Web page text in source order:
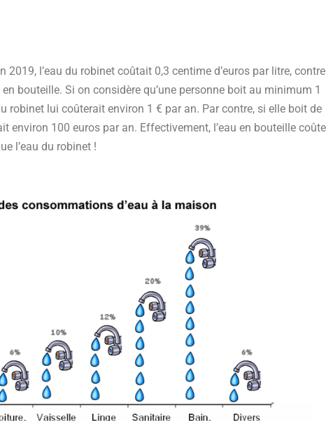
2019, l’eau du robinet coûtait 0,3 centime d’euros par litre, contre
bouteille. Si on considère qu’une personne boit au minimum 1
robinet lui coûterait environ 1 € par an. Par contre, si elle boit de
environ 100 euros par an. Effectivement, l’eau en bouteille coûte
l’eau du robinet !